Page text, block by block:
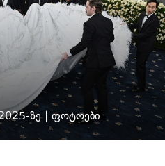
ზე | ფოტოები